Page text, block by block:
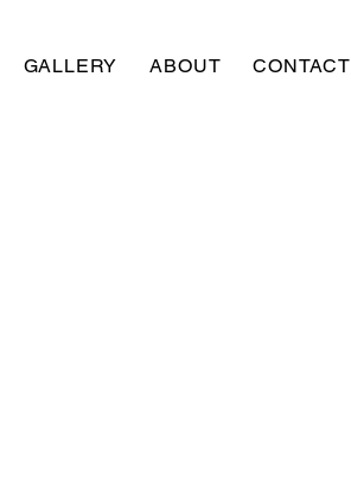
GALLERY ABOUT CONTACT